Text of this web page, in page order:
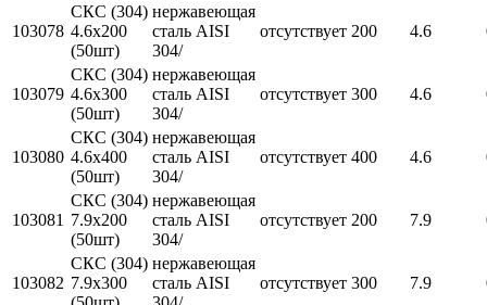
103078
СКС (304)
4.6x200
(50шт)
нержавеющая
сталь AISI
304/
отсутствует 200 4.6
103079
СКС (304)
4.6x300
(50шт)
нержавеющая
сталь AISI
304/
отсутствует 300 4.6
103080
СКС (304)
4.6x400
(50шт)
нержавеющая
сталь AISI
304/
отсутствует 400 4.6
103081
СКС (304)
7.9x200
(50шт)
нержавеющая
сталь AISI
304/
отсутствует 200 7.9
103082
СКС (304)
7.9x300
нержавеющая
сталь AISI
отсутствует 300 7.9